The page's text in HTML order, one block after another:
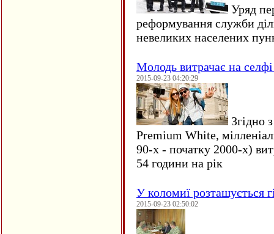
Уряд
реформування служби
невеликих населених
Молодь витрачає на
2015-09-23 04:20:29
Згідно
Premium White,
90-х - початку 2000-х)
54 години на рік
У коломиї розташується
2015-09-23 02:50:02